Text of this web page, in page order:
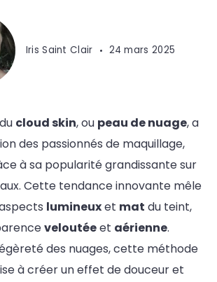
Iris Saint Clair 24 mars 2025
cloud skin, ou peau de nuage, a
des passionnés de maquillage,
à sa popularité grandissante sur
Cette tendance innovante mêle
lumineuxet mat du teint,
veloutéeet aérienne.
des nuages, cette méthode
à créer un effet de douceur et